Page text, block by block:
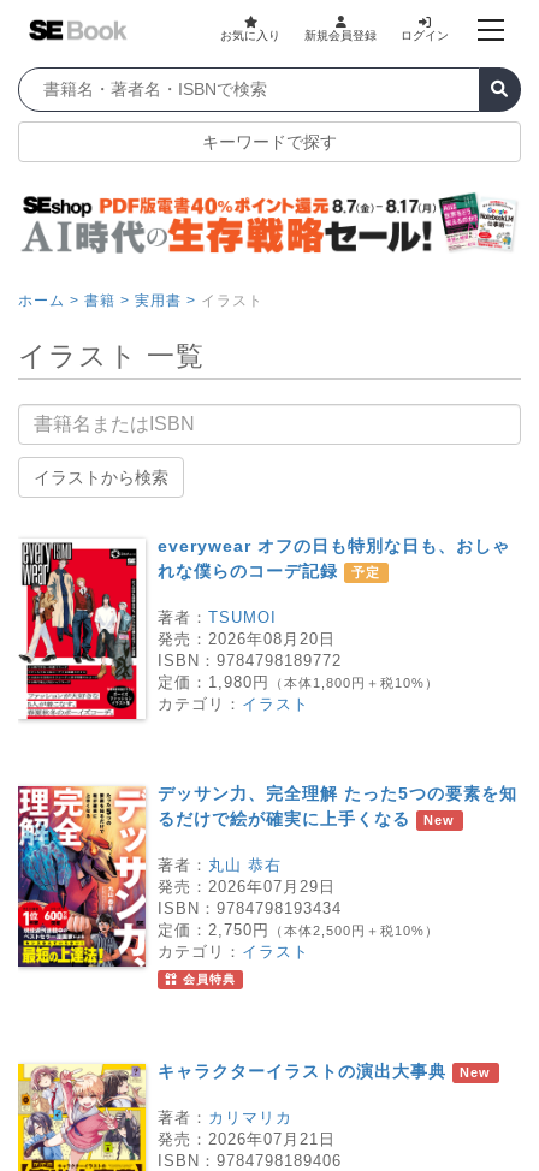
お気に入り 新規会員登録 ログイン
キーワードで探す
ホーム > 書籍 > 実用書 > イラスト
イラスト 一覧
書籍名
イラストから検索
everywear オフの日も特別な日も、おしゃ
れな僕らのコーデ記録
予定
著者： TSUMOI
発売： 2026年08月20日
ISBN： 9784798189772
定価： 1,980円 （本体1,800円＋税10%）
カテゴリ： イラスト
デッサン力、完全理解 たった5つの要素を知
るだけで絵が確実に上手くなる
New
著者： 丸山 恭右
発売： 2026年07月29日
ISBN： 9784798193434
定価： 2,750円 （本体2,500円＋税10%）
カテゴリ： イラスト
会員特典
キャラクターイラストの演出大事典 New
著者： カリマリカ
発売： 2026年07月21日
ISBN： 9784798189406